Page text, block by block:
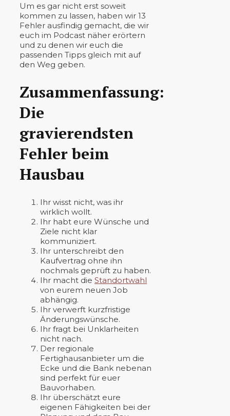
Um es gar nicht erst soweit
kommen zu lassen, haben wir 13
Fehler ausfindig gemacht, die wir
euch im Podcast näher erörtern
und zu denen wir euch die
passenden Tipps gleich mit auf
den Weg geben.
Zusammenfassung:
Die
gravierendsten
Fehler beim
Hausbau
Ihr wisst nicht, was ihr
wirklich wollt.
Ihr habt eure Wünsche und
Ziele nicht klar
kommuniziert.
Ihr unterschreibt den
Kaufvertrag ohne ihn
nochmals geprüft zu haben.
Ihr macht die Standortwahl
von eurem neuen Job
abhängig.
Ihr verwerft kurzfristige
Änderungswünsche.
Ihr fragt bei Unklarheiten
nicht nach.
Der regionale
Fertighausanbieter um die
Ecke und die Bank nebenan
sind perfekt für euer
Bauvorhaben.
Ihr überschätzt eure
eigenen Fähigkeiten bei der